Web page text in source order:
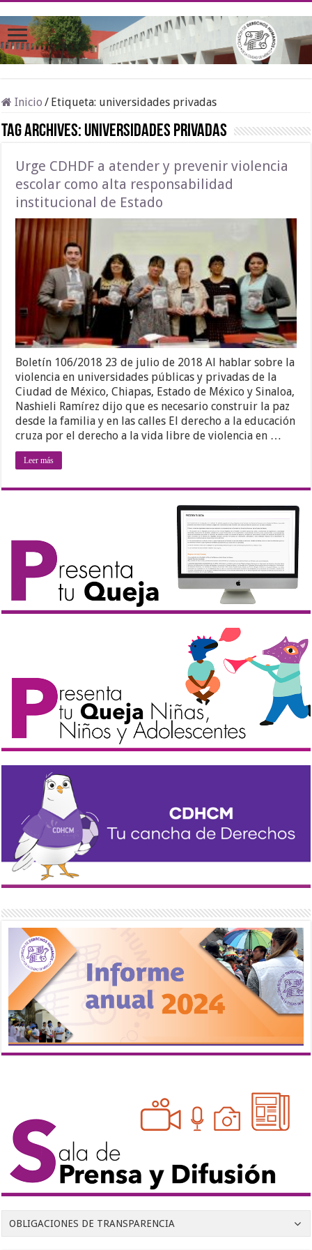
Inicio / Etiqueta: universidades privadas
Tag Archives: universidades privadas
Urge CDHDF a atender y prevenir violencia
escolar como alta responsabilidad
institucional de Estado
Boletín 106/2018 23 de julio de 2018 Al hablar sobre la
violencia en universidades públicas y privadas de la
Ciudad de México, Chiapas, Estado de México y Sinaloa,
Nashieli Ramírez dijo que es necesario construir la paz
desde la familia y en las calles El derecho a la educación
cruza por el derecho a la vida libre de violencia en …
Leer más
OBLIGACIONES DE TRANSPARENCIA